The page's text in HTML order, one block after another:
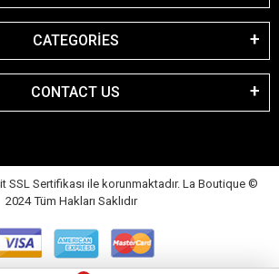
CATEGORİES
CONTACT US
SSL Sertifikası ile korunmaktadır. La Boutique ©
2024 Tüm Hakları Saklıdır